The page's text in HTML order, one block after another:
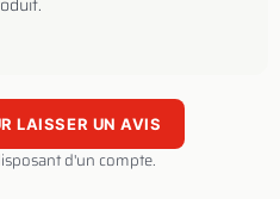
LAISSER UN AVIS
d'un compte.